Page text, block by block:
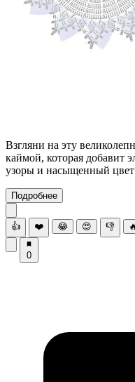
Взгляни на эту
каймой, которая добавит
узоры и насыщенный цвет
Подробнее
👍 ❤️ 😂 😍 👎
0